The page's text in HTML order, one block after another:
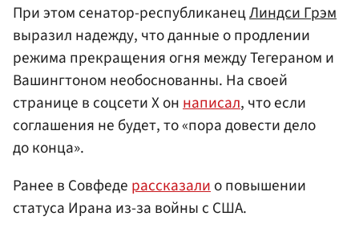
При этом сенатор-республиканецЛиндси Грэм
выразил надежду, что данные о продлении
режима прекращения огня между Тегераном и
Вашингтоном необоснованны. На своей
странице в соцсети Х оннаписал, что если
соглашения не будет, то «пора довести дело
до конца».
Ранее в Совфеде рассказалио повышении
статуса Ирана из-за войны с США.